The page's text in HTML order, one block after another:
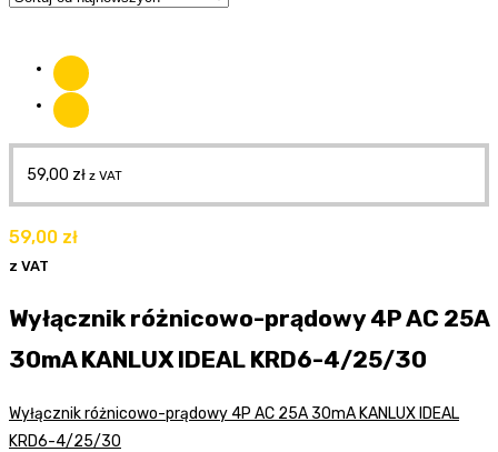
59,00 zł z VAT
59,00 zł
z VAT
Wyłącznik różnicowo-prądowy 4P AC 25A
30mA KANLUX IDEAL KRD6-4/25/30
Wyłącznik różnicowo-prądowy 4P AC 25A 30mA KANLUX IDEAL
KRD6-4/25/30